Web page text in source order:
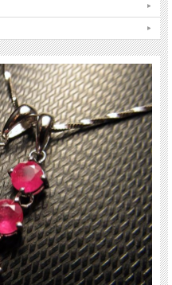
画像4枚目にある通りの1個です。
合がございます。 あらかじめご了承
合があります。
分やクラックなどがある場合があり
ります。また出来る限り自然な色み
いのディスプレイ環境によって表示
承ください。
厳選 プレゼント ギフト メンズ レデ
ズ直し コムローズ comrose vip-ac